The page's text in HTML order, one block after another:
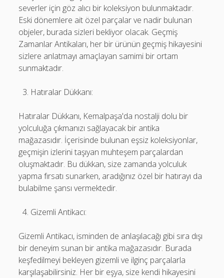
severler için göz alıcı bir koleksiyon bulunmaktadır.
Eski dönemlere ait özel parçalar ve nadir bulunan
objeler, burada sizleri bekliyor olacak. Geçmiş
Zamanlar Antikaları, her bir ürünün geçmiş hikayesini
sizlere anlatmayı amaçlayan samimi bir ortam
sunmaktadır.
Hatıralar Dükkanı:
Hatıralar Dükkanı, Kemalpaşa'da nostalji dolu bir
yolculuğa çıkmanızı sağlayacak bir antika
mağazasıdır. İçerisinde bulunan eşsiz koleksiyonlar,
geçmişin izlerini taşıyan muhteşem parçalardan
oluşmaktadır. Bu dükkan, size zamanda yolculuk
yapma fırsatı sunarken, aradığınız özel bir hatırayı da
bulabilme şansı vermektedir.
Gizemli Antikacı:
Gizemli Antikacı, isminden de anlaşılacağı gibi sıra dışı
bir deneyim sunan bir antika mağazasıdır. Burada
keşfedilmeyi bekleyen gizemli ve ilginç parçalarla
karşılaşabilirsiniz. Her bir eşya, size kendi hikayesini